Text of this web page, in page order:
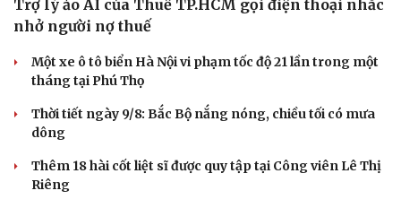
Doanh nghiệp
Thông tin doanh nghiệp
Doanh nhân
Vì cộng đồng
Công nghệ
Trải nghiệm
Trợ lý ảo AI của Thuế TP.HCM gọi điện thoại nhắc
nhở người nợ thuế
Một xe ô tô biển Hà Nội vi phạm tốc độ 21 lần trong một
tháng tại Phú Thọ
Thời tiết ngày 9/8: Bắc Bộ nắng nóng, chiều tối có mưa
dông
Thêm 18 hài cốt liệt sĩ được quy tập tại Công viên Lê Thị
Riêng